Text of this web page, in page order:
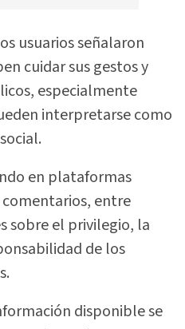
usuarios señalaron
cuidar sus gestos y
especialmente
interpretarse como
en plataformas
entre
sobre el privilegio, la
de los
disponible se